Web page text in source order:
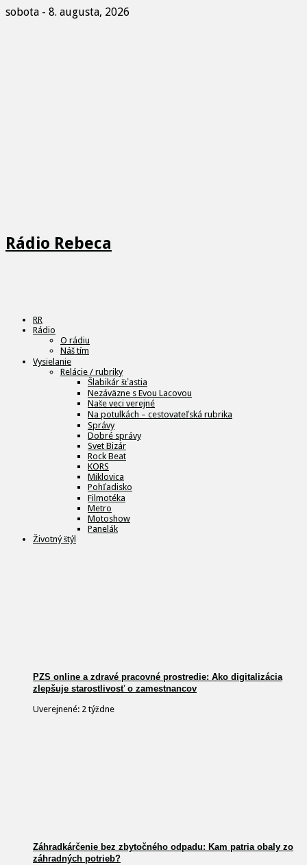
sobota - 8. augusta, 2026
Rádio Rebeca
RR
Rádio
O rádiu
Náš tím
Vysielanie
Relácie / rubriky
Šlabikár šťastia
Nezáväzne s Evou Lacovou
Naše veci verejné
Na potulkách – cestovateľská rubrika
Správy
Dobré správy
Svet Bizár
Rock Beat
KORS
Miklovica
Pohľadisko
Filmotéka
Metro
Motoshow
Panelák
Životný štýl
PZS online a zdravé pracovné prostredie: Ako digitalizácia
zlepšuje starostlivosť o zamestnancov
Uverejnené: 2 týždne
Záhradkárčenie bez zbytočného odpadu: Kam patria obaly zo
záhradných potrieb?